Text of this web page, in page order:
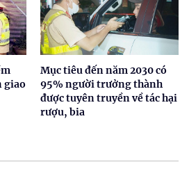
giao
Mục tiêu đến năm 2030 có
95% người trưởng thành
được tuyên truyền về tác hại
rượu, bia